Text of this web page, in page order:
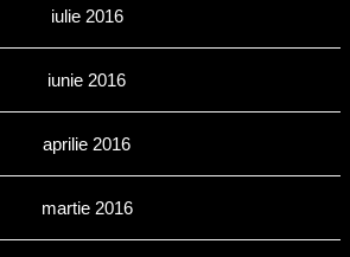
iulie 2016
iunie 2016
aprilie 2016
martie 2016